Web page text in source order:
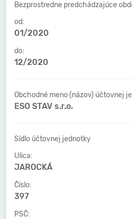
Bezprostredne predchádzajúce
od:
01/2020
do:
12/2020
Obchodné meno (názov) účtovnej
ESO STAV s.r.o.
Sídlo účtovnej jednotky
Ulica:
JAROCKÁ
Číslo:
397
PSČ: